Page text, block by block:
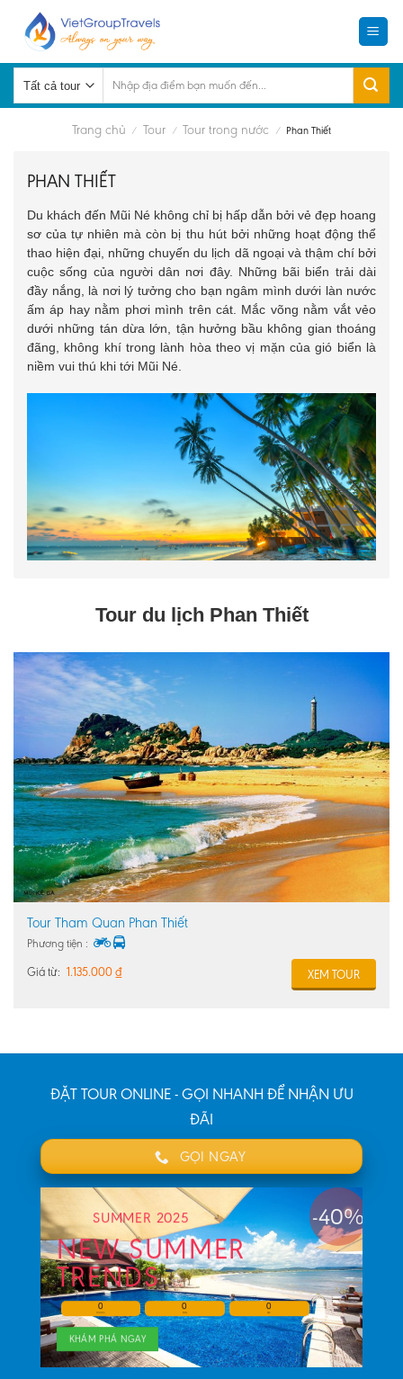
content
kiếm:
Trang chủ / Tour / Tour trong nước / Phan Thiết
PHAN THIẾT
Du khách đến Mũi Né không chỉ bị hấp dẫn bởi vẻ đẹp hoang
sơ của tự nhiên mà còn bị thu hút bởi những hoạt động thể
thao hiện đại, những chuyến du lịch dã ngoại và thậm chí bởi
cuộc sống của người dân nơi đây. Những bãi biển trải dài
đầy nắng, là nơi lý tưởng cho bạn ngâm mình dưới làn nước
ấm áp hay nằm phơi mình trên cát. Mắc võng nằm vắt vẻo
dưới những tán dừa lớn, tận hưởng bầu không gian thoáng
đãng, không khí trong lành hòa theo vị mặn của gió biển là
niềm vui thú khi tới Mũi Né.
Tour du lịch Phan Thiết
Tour Tham Quan Phan Thiết
Phương tiện :
Giá từ: 1.135.000₫ XEM TOUR
ĐẶT TOUR ONLINE - GỌI NHANH ĐỂ NHẬN ƯU
ĐÃI
GỌI NGAY
SUMMER 2025
NEW SUMMER
TRENDS
0
HOURS
0
MIN
0
SEC
KHÁM PHÁ NGAY
-40%